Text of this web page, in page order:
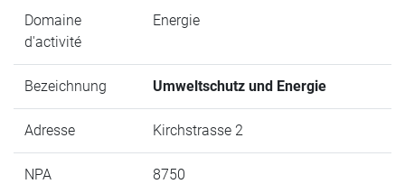
Domaine
d'activité
Energie
Bezeichnung Umweltschutz und Energie
Adresse Kirchstrasse 2
NPA 8750